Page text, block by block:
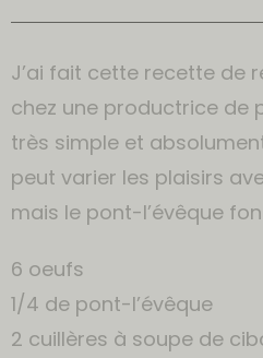
J’ai fait cette recette de
chez une productrice de
très simple et
peut varier les plaisirs
mais le pont-l’évêque
6 oeufs
1/4 de pont-l’évêque
2 cuillères à soupe de